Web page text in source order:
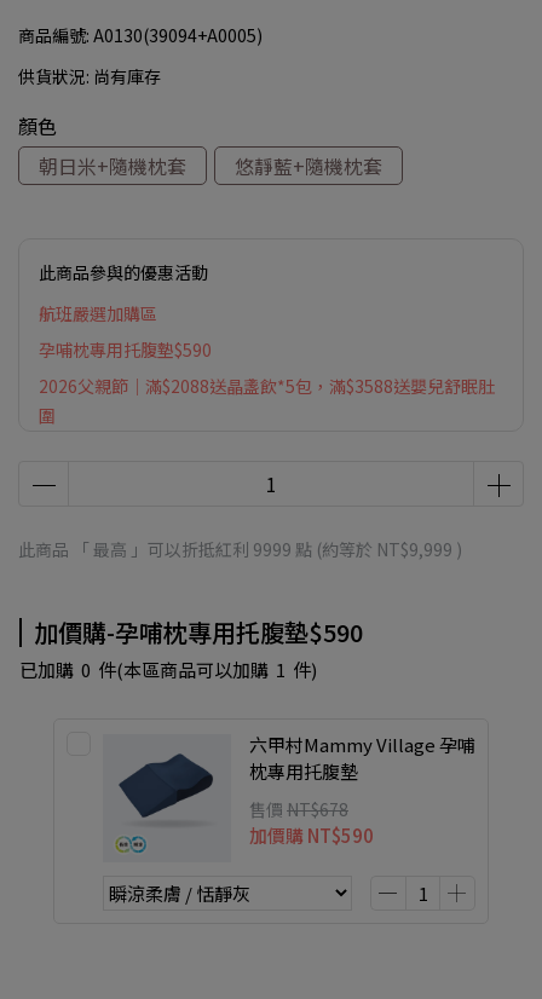
商品編號: A0130(39094+A0005)
供貨狀況: 尚有庫存
顏色
朝日米+隨機枕套
悠靜藍+隨機枕套
此商品參與的優惠活動
航班嚴選加購區
孕哺枕專用托腹墊$590
2026父親節｜滿$2088送晶盞飲*5包，滿$3588送嬰兒舒眠肚
圍
此商品 「 最高 」可以折抵紅利 9999 點 (約等於 NT$9,999 )
加價購-孕哺枕專用托腹墊$590
已加購 0 件(本區商品可以加購 1 件)
六甲村Mammy Village 孕哺
枕專用托腹墊
售價 NT$678
加價購 NT$590